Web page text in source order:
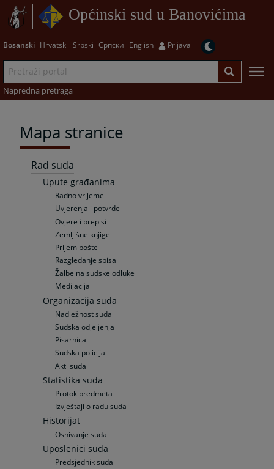
Općinski sud u Banovićima
Bosanski Hrvatski Srpski Српски English Prijava
Napredna pretraga
Mapa stranice
Rad suda
Upute građanima
Radno vrijeme
Uvjerenja i potvrde
Ovjere i prepisi
Zemljišne knjige
Prijem pošte
Razgledanje spisa
Žalbe na sudske odluke
Medijacija
Organizacija suda
Nadležnost suda
Sudska odjeljenja
Pisarnica
Sudska policija
Akti suda
Statistika suda
Protok predmeta
Izvještaji o radu suda
Historijat
Osnivanje suda
Uposlenici suda
Predsjednik suda